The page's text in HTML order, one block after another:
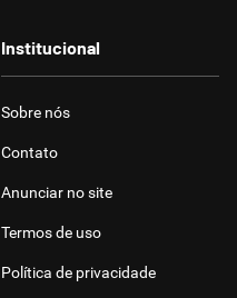
Institucional
Sobre nós
Contato
Anunciar no site
Termos de uso
Política de privacidade